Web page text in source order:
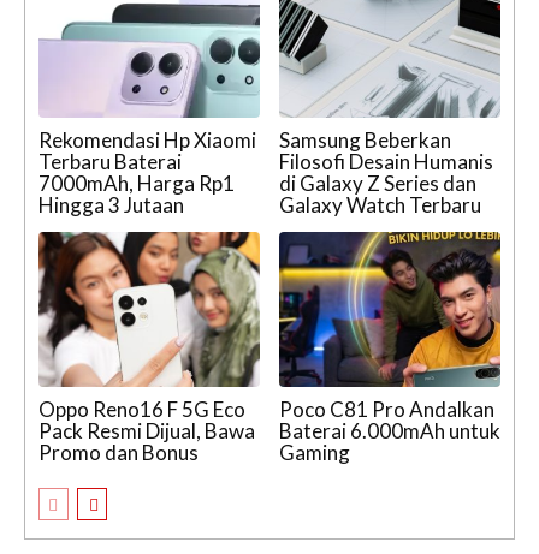
Rekomendasi Hp Xiaomi
Terbaru Baterai
7000mAh, Harga Rp1
Hingga 3 Jutaan
Samsung Beberkan
Filosofi Desain Humanis
di Galaxy Z Series dan
Galaxy Watch Terbaru
Oppo Reno16 F 5G Eco
Pack Resmi Dijual, Bawa
Promo dan Bonus
Poco C81 Pro Andalkan
Baterai 6.000mAh untuk
Gaming